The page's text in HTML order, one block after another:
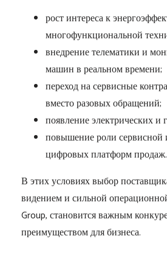
рост интереса к
многофункциональной
внедрение телематики и
машин в реальном времени;
переход на сервисные
вместо разовых обращений;
появление электрических
повышение роли сервисной
цифровых платформ продаж.
В этих условиях выбор
видением и сильной
Group, становится важным
преимуществом для бизнеса.